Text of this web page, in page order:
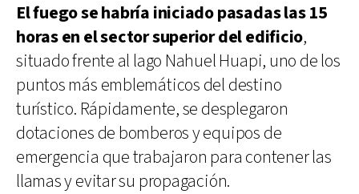
El fuego se habría iniciado pasadas las 15
horas en el sector superior del edificio,
situado frente al lago Nahuel Huapi, uno de los
puntos más emblemáticos del destino
turístico. Rápidamente, se desplegaron
dotaciones de bomberos y equipos de
emergencia que trabajaron para contener las
llamas y evitar su propagación.